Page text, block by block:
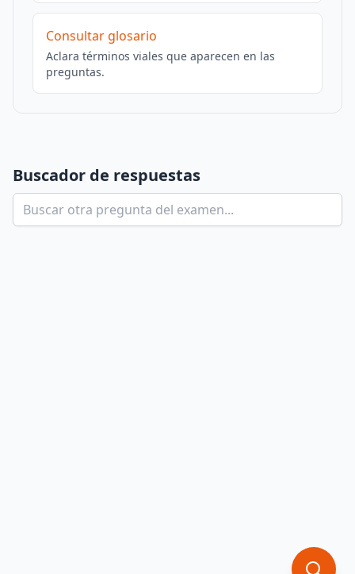
Consultar glosario
Aclara términos viales que aparecen en las
preguntas.
Buscador de respuestas